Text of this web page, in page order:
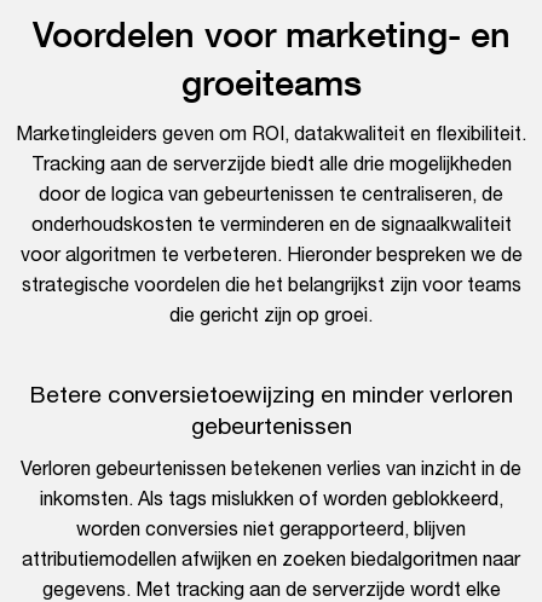
Voordelen voor marketing- en
groeiteams
Marketingleiders geven om ROI, datakwaliteit en flexibiliteit.
Tracking aan de serverzijde biedt alle drie mogelijkheden
door de logica van gebeurtenissen te centraliseren, de
onderhoudskosten te verminderen en de signaalkwaliteit
voor algoritmen te verbeteren. Hieronder bespreken we de
strategische voordelen die het belangrijkst zijn voor teams
die gericht zijn op groei.
Betere conversietoewijzing en minder verloren
gebeurtenissen
Verloren gebeurtenissen betekenen verlies van inzicht in de
inkomsten. Als tags mislukken of worden geblokkeerd,
worden conversies niet gerapporteerd, blijven
attributiemodellen afwijken en zoeken biedalgoritmen naar
gegevens. Met tracking aan de serverzijde wordt elke